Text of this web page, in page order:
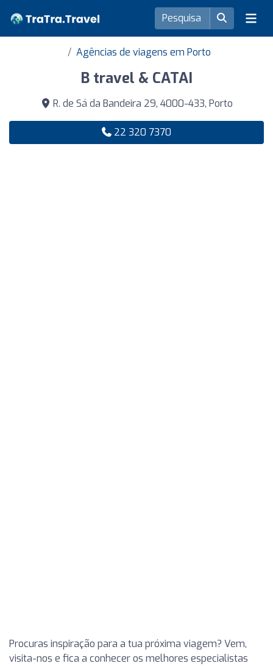
Agências de viagens em Porto
B travel & CATAI
R. de Sá da Bandeira 29, 4000-433, Porto
22 320 7370
Procuras inspiração para a tua próxima viagem? Vem,
visita-nos e fica a conhecer os melhores especialistas